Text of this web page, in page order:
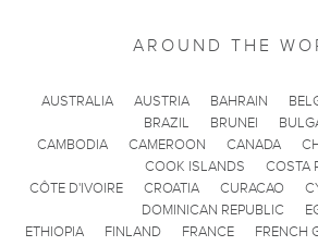
AROUND THE
AUSTRALIA AUSTRIA BAHRAIN
BRAZIL
BRUNEI
CAMBODIA
CAMEROON CANADA
COOK ISLANDS
COSTA
CÔTE D'IVOIRE
CROATIA CURACAO
DOMINICAN REPUBLIC
ETHIOPIA
FINLAND FRANCE FRENCH